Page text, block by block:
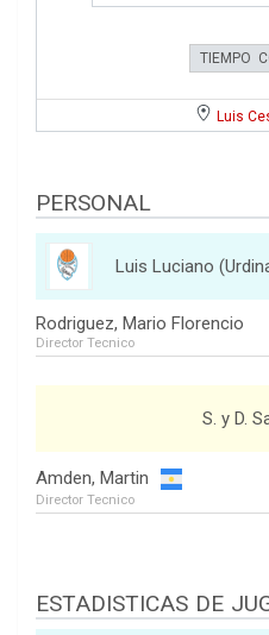
TIEMPO
Luis
PERSONAL
Luis Luciano
Rodriguez, Mario Florencio
Director Tecnico
S. y D.
Amden, Martin
Director Tecnico
ESTADISTICAS DE